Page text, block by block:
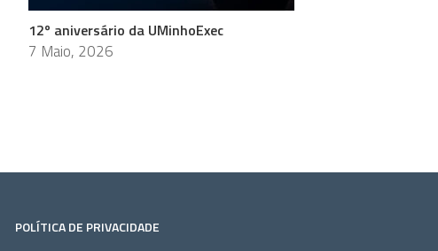
12º aniversário da UMinhoExec
7 Maio, 2026
POLÍTICA DE PRIVACIDADE